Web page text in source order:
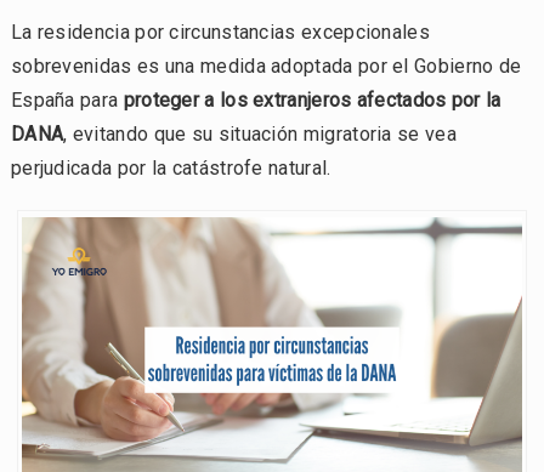
La residencia por circunstancias excepcionales
sobrevenidas es una medida adoptada por el Gobierno de
España para proteger a los extranjeros afectados por la
DANA, evitando que su situación migratoria se vea
perjudicada por la catástrofe natural.